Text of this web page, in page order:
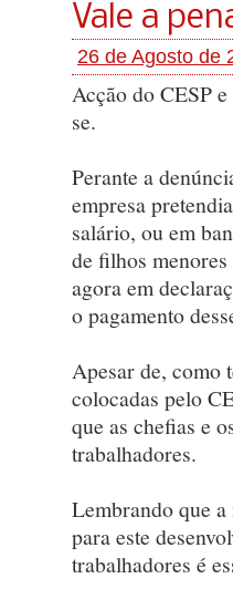
Vale a
26 de Agosto de
Acção do CESP
se.
Perante a
empresa
salário, ou em
de filhos
agora em
o pagamento
Apesar de, como
colocadas pelo
que as chefias e
trabalhadores.
Lembrando que
para este
trabalhadores é